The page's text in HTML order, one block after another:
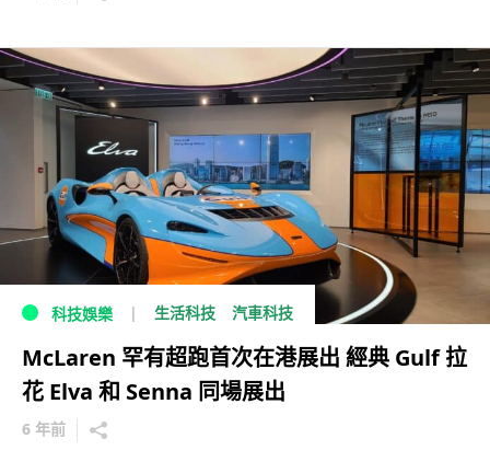
科技娛樂 生活科技 汽車科技
McLaren 罕有超跑首次在港展出 經典 Gulf 拉
花 Elva 和 Senna 同場展出
6 年前